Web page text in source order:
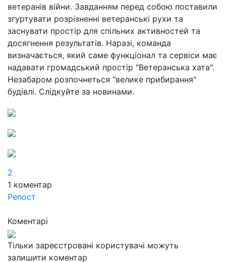
ветеранів війни. Завданням перед собою поставили
згуртувати розрізненні ветеранські рухи та
заснувати простір для спільних активностей та
досягнення результатів. Наразі, команда
визначається, який саме функціонал та сервіси має
надавати громадський простір "Ветеранська хата".
Незабаром розпочнеться "велике прибирання"
будівлі. Слідкуйте за новинами.
2
1 коментар
Репост
Коментарі
Тільки зареєстровані користувачі можуть
залишити коментар